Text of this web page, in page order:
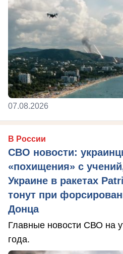
07.08.2026
В России
СВО новости:
«похищения» с
Украине в ракетах
тонут при
Донца
Главные новости СВО на
года.